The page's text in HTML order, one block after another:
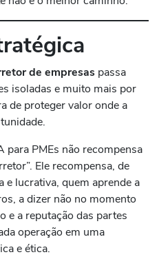
de empresas passa
isoladas e muito mais por
de proteger valor onde a
para PMEs não recompensa
Ele recompensa, de
lucrativa, quem aprende a
a dizer não no momento
e a reputação das partes
operação em uma
e ética.